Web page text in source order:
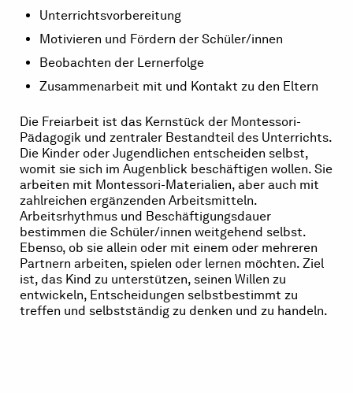
Unterrichtsvorbereitung
Motivieren und Fördern der Schüler/innen
Beobachten der Lernerfolge
Zusammenarbeit mit und Kontakt zu den Eltern
Die Freiarbeit ist das Kernstück der Montessori-
Pädagogik und zentraler Bestandteil des Unterrichts.
Die Kinder oder Jugendlichen entscheiden selbst,
womit sie sich im Augenblick beschäftigen wollen. Sie
arbeiten mit Montessori-Materialien, aber auch mit
zahlreichen ergänzenden Arbeitsmitteln.
Arbeitsrhythmus und Beschäftigungsdauer
bestimmen die Schüler/innen weitgehend selbst.
Ebenso, ob sie allein oder mit einem oder mehreren
Partnern arbeiten, spielen oder lernen möchten. Ziel
ist, das Kind zu unterstützen, seinen Willen zu
entwickeln, Entscheidungen selbstbestimmt zu
treffen und selbstständig zu denken und zu handeln.